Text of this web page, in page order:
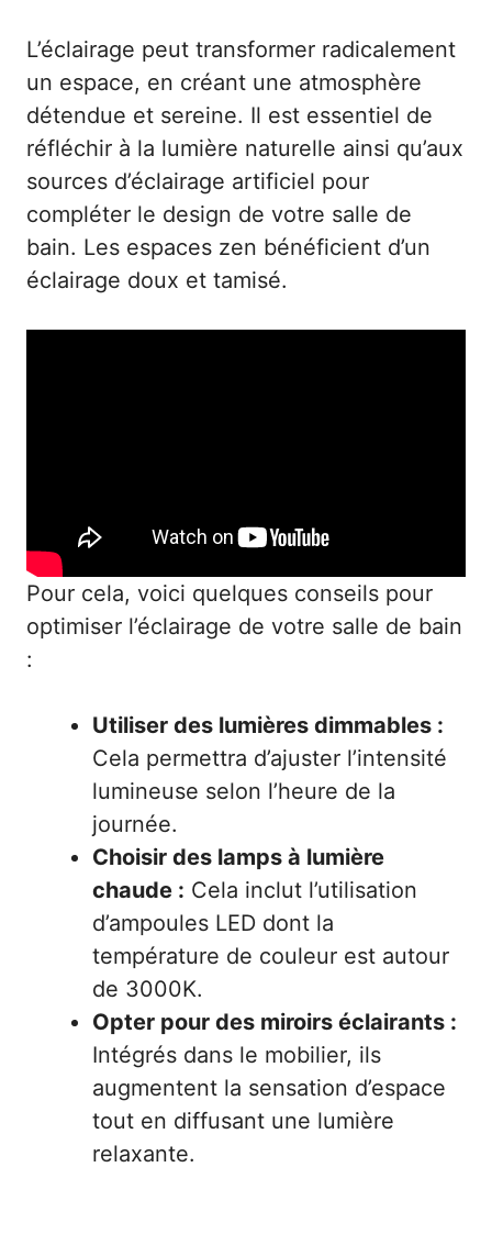
L’éclairage peut transformer radicalement
un espace, en créant une atmosphère
détendue et sereine. Il est essentiel de
réfléchir à la lumière naturelle ainsi qu’aux
sources d’éclairage artificiel pour
compléter le design de votre salle de
bain. Les espaces zen bénéficient d’un
éclairage doux et tamisé.
Pour cela, voici quelques conseils pour
optimiser l’éclairage de votre salle de bain
:
Utiliser des lumières dimmables :
Cela permettra d’ajuster l’intensité
lumineuse selon l’heure de la
journée.
Choisir des lamps à lumière
chaude : Cela inclut l’utilisation
d’ampoules LED dont la
température de couleur est autour
de 3000K.
Opter pour des miroirs éclairants :
Intégrés dans le mobilier, ils
augmentent la sensation d’espace
tout en diffusant une lumière
relaxante.